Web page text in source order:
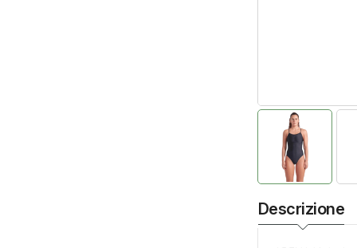
Descrizione